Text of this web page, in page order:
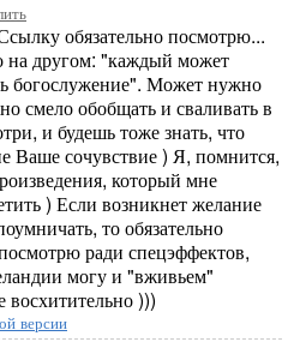
обязательно посмотрю...
на другом: "каждый может
богослужение". Может нужно
смело обобщать и сваливать в
и будешь тоже знать, что
Ваше сочувствие ) Я, помнится,
который мне
) Если возникнет желание
то обязательно
ради спецэффектов,
могу и "вживьем"
восхитительно )))
версии